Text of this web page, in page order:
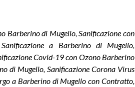
Barberino di Mugello, Sanificazione con
a Barberino di Mugello,
Covid-19 con Ozono Barberino
di Mugello, Sanificazione Corona Virus
a Barberino di Mugello con Contratto,